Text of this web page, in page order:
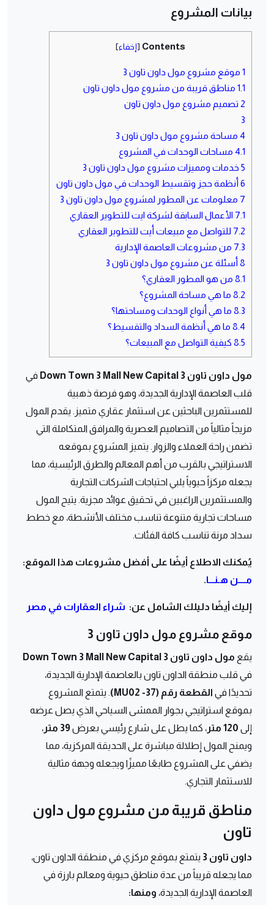
بيانات المشروع
Contents
[إخفاء]
1 موقع مشروع مول داون تاون 3
1.1 مناطق قريبة من مشروع مول داون تاون
2 تصميم مشروع مول داون تاون
3
4 مساحة مشروع مول داون تاون 3
4.1 مساحات الوحدات في المشروع
5 خدمات ومميزات مشروع مول داون تاون 3
6 أنظمة حجز وتقسيط الوحدات في مول داون تاون
7 معلومات عن المطور لمشروع مول داون تاون 3
7.1 الأعمال السابقة لشركة ايت للتطوير العقاري
7.2 للتواصل مع مبيعات أيت للتطوير العقاري
7.3 من مشروعات العاصمة الإدارية
8 أسئلة عن مشروع مول داون تاون 3
8.1 من هو المطور العقاري؟
8.2 ما هي مساحة المشروع؟
8.3 ما هي أنواع الوحدات ومساحتها؟
8.4 ما هي أنظمة السداد والتقسيط؟
8.5 كيفية التواصل مع المبيعات؟
مول داون تاون 3 Down Town 3 Mall New Capital
في
قلب العاصمة الإدارية الجديدة، وهو فرصة ذهبية
للمستثمرين الباحثين عن استثمار عقاري متميز. يقدم المول
مزيجاً مثالياً من التصاميم العصرية والمرافق المتكاملة التي
تضمن راحة العملاء والزوار. يتميز المشروع بموقعه
الاستراتيجي بالقرب من أهم المعالم والطرق الرئيسية، مما
يجعله مركزاً حيوياً يلبي احتياجات الشركات التجارية
والمستثمرين الراغبين في تحقيق عوائد مجزية. يتيح المول
مساحات تجارية متنوعة تناسب مختلف الأنشطة، مع خطط
سداد مرنة تناسب كافة الفئات.
يُمكنك الاطلاع أيضًا على أفضل مشروعات هذا الموقع:
مــــن هـنـــا.
إليك أيضًا دليلك الشامل عن: شراء العقارات في مصر
موقع مشروع مول داون تاون 3
يقع مول داون تاون 3 Down Town 3 Mall New Capital
في قلب منطقة الداون تاون بالعاصمة الإدارية الجديدة،
تحديدًا في القطعة رقم (MU02 -37)
. يتمتع المشروع
بموقع استراتيجي بجوار الممشى السياحي الذي يصل عرضه
إلى 120 متر ، كما يطل على شارع رئيسي بعرض39 متر
،
ويمنح المول إطلالة مباشرة على الحديقة المركزية، مما
يضفي على المشروع طابعًا مميزًا ويجعله وجهة مثالية
للاستثمار التجاري.
مناطق قريبة من مشروع مول داون
تاون
داون تاون 3
يتمتع بموقع مركزي في منطقة الداون تاون،
مما يجعله قريباً من عدة مناطق حيوية ومعالم بارزة في
العاصمة الإدارية الجديدة، ومنها: